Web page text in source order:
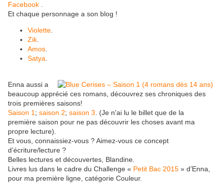
Facebook
Et chaque personnage a son blog !
Violette
Zik
Amos
Satya
Enna aussi a
beaucoup apprécié ces romans, découvrez ses chroniques des
trois premières saisons!
Saison 1 ; saison 2; saison 3 . (Je n'ai lu le billet que de la
première saison pour ne pas découvrir les choses avant ma
propre lecture).
Et vous, connaissiez-vous ? Aimez-vous ce concept
d’écriture/lecture ?
Belles lectures et découvertes, Blandine.
Livres lus dans le cadre du Challenge « Petit Bac 2015 » d’Enna,
pour ma première ligne, catégorie Couleur.